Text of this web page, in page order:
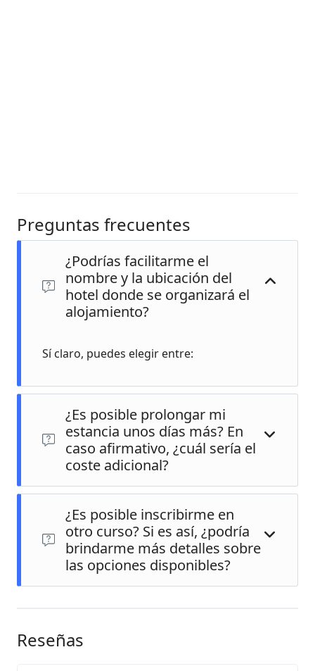
Preguntas frecuentes
¿Podrías facilitarme el
nombre y la ubicación del
hotel donde se organizará el
alojamiento?
Sí claro, puedes elegir entre:
¿Es posible prolongar mi
estancia unos días más? En
caso afirmativo, ¿cuál sería el
coste adicional?
¿Es posible inscribirme en
otro curso? Si es así, ¿podría
brindarme más detalles sobre
las opciones disponibles?
organizar todo para ti.
Reseñas